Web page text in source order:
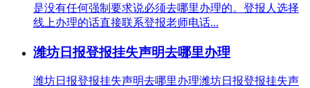
是没有任何强制要求说必须去哪里办理的。登报人选择
线上办理的话直接联系登报老师电话...
潍坊日报登报挂失声明去哪里办理
潍坊日报登报挂失声明去哪里办理潍坊日报登报挂失声